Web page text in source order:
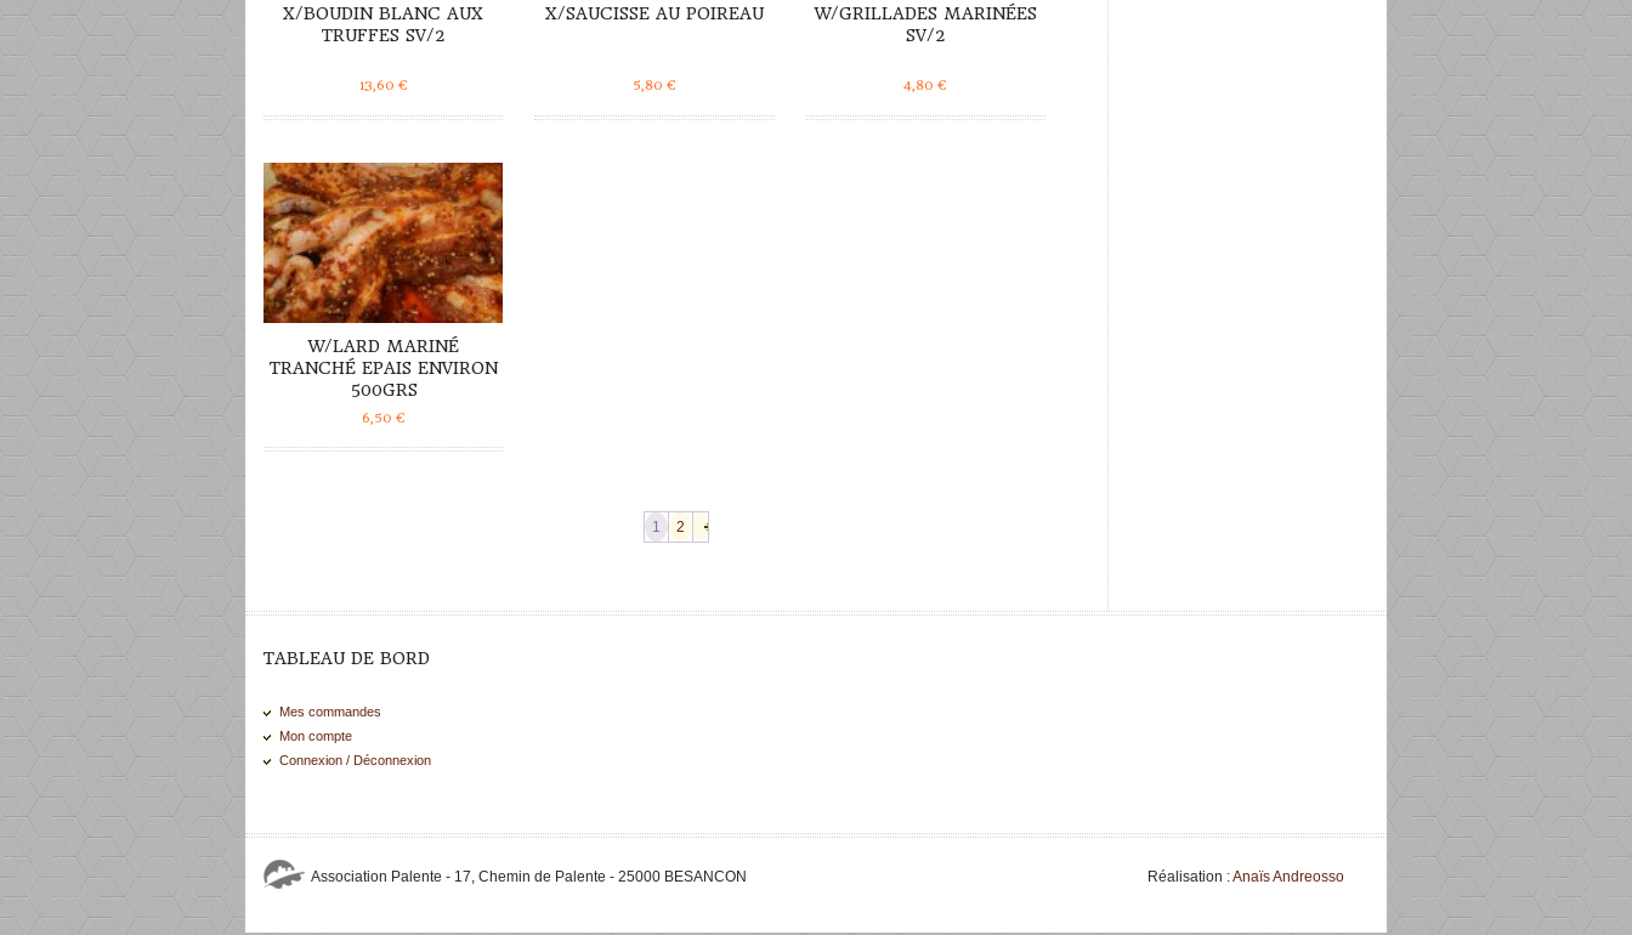
X/BOUDIN BLANC AUX
TRUFFES SV/2
13,60 €
X/SAUCISSE AU POIREAU
5,80 €
W/GRILLADES MARINÉES
SV/2
4,80€
DÉTAILS
W/LARD MARINÉ
TRANCHÉ EPAIS ENVIRON
500GRS
6,50 €
1 2
TABLEAU DE BORD
Mes commandes
Mon compte
Connexion / Déconnexion
Association Palente - 17, Chemin de Palente - 25000 BESANCON Réalisation :Anaïs Andreosso